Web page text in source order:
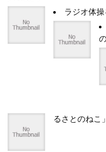
ラジオ体
るさとのねこ」